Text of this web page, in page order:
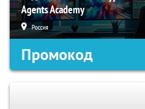
Agents Academy
Россия
Промокод